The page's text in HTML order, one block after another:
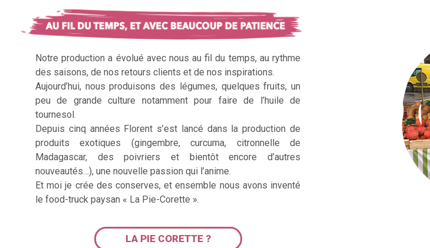
Notre production a évolué avec nous au fil du temps, au rythme
des saisons, de nos retours clients et de nos inspirations.
Aujourd’hui, nous produisons des légumes, quelques fruits, un
peu de grande culture notamment pour faire de l’huile de
tournesol.
Depuis cinq années Florent s’est lancé dans la production de
produits exotiques (gingembre, curcuma, citronnelle de
Madagascar, des poivriers et bientôt encore d’autres
nouveautés…), une nouvelle passion qui l’anime.
Et moi je crée des conserves, et ensemble nous avons inventé
le food-truck paysan « La Pie-Corette ».
LA PIE CORETTE ?